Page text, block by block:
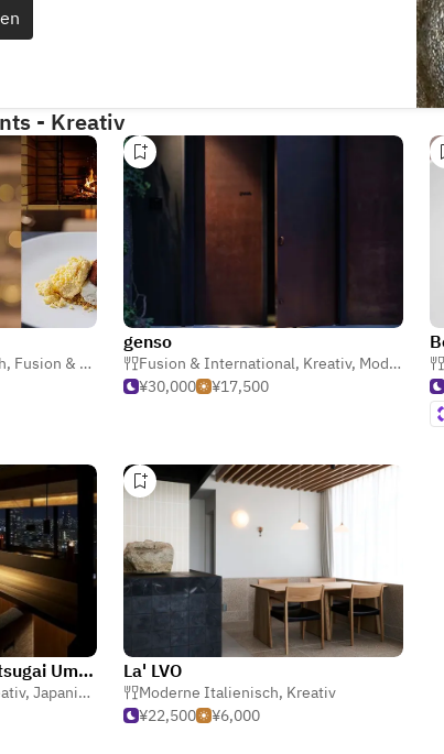
- Kreativ
, Fusion & International
genso
Fusion & International, Kreativ, Moderne Französisch
¥30,000
¥17,500
Sky Dining & Bar Choutsugai Umeda
, Japanisch
La' LVO
Moderne Italienisch, Kreativ
¥22,500
¥6,000